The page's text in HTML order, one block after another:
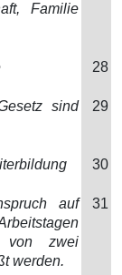
Familie
28
sind
29
30
auf
von zwei
werden.
31